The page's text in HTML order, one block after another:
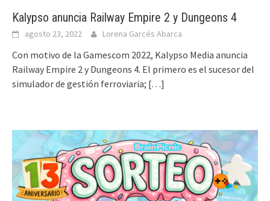
Kalypso anuncia Railway Empire 2 y Dungeons 4
agosto 23, 2022 Lorena Garcés Abarca
Con motivo de la Gamescom 2022, Kalypso Media anuncia
Railway Empire 2 y Dungeons 4. El primero es el sucesor del
simulador de gestión ferroviaria; […]